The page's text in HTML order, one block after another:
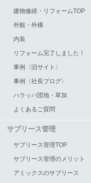
建物修繕・リフォームTOP
外観・外構
内装
リフォーム完了しました！
事例〈旧サイト〉
事例〈社長ブログ〉
ハラッパ団地・草加
よくあるご質問
サブリース管理
サブリース管理TOP
サブリース管理のメリット
アミックスのサブリース